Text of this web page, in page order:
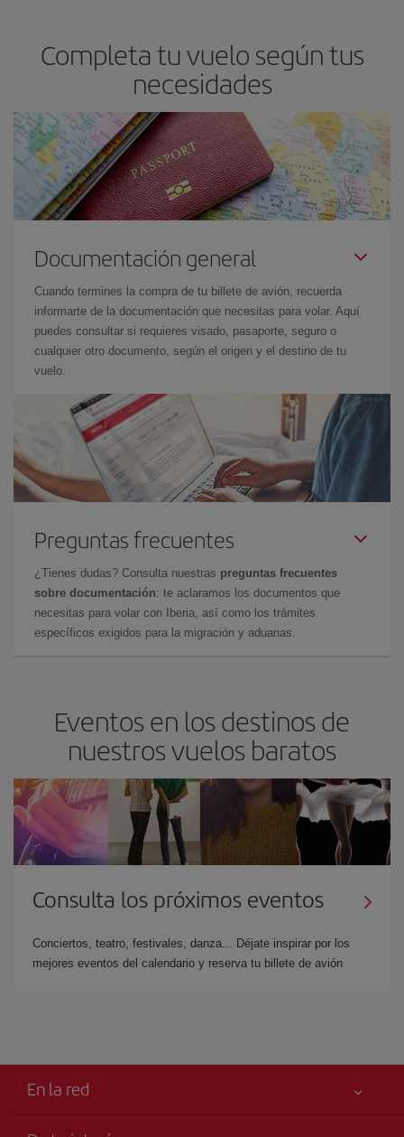
Completa tu vuelo según tus
necesidades
Documentación general
Cuando termines la compra de tu billete de avión, recuerda
informarte de la documentación que necesitas para volar. Aquí
puedes consultar si requieres visado, pasaporte, seguro o
cualquier otro documento, según el origen y el destino de tu
vuelo.
Preguntas frecuentes
¿Tienes dudas? Consulta nuestras preguntas frecuentes
sobre documentación: te aclaramos los documentos que
necesitas para volar con Iberia, así como los trámites
específicos exigidos para la migración y aduanas.
Eventos en los destinos de
nuestros vuelos baratos
Consulta los próximos eventos
Conciertos, teatro, festivales, danza... Déjate inspirar por los
mejores eventos del calendario y reserva tu billete de avión
En la red